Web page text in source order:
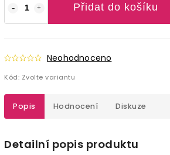
Přidat do košíku
Neohodnoceno
Kód: Zvolte variantu
Popis Hodnocení Diskuze
Detailní popis produktu